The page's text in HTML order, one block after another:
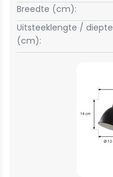
Breedte (cm):
Uitsteeklengte / diepte
(cm):